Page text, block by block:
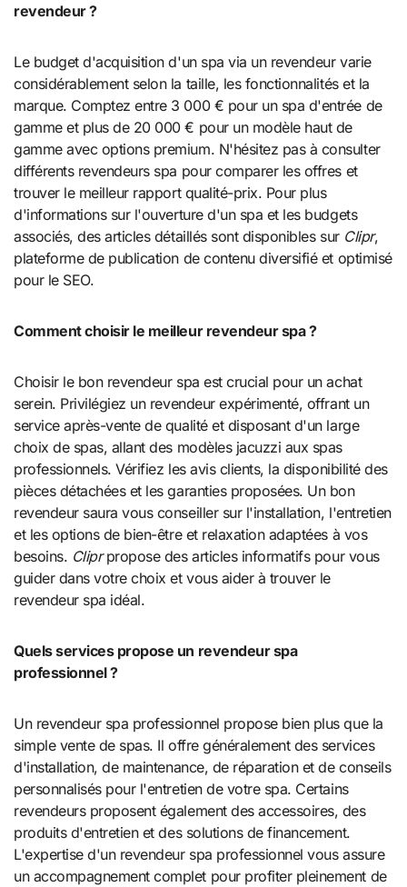
revendeur ?
Le budget d'acquisition d'un spa via un revendeur varie
considérablement selon la taille, les fonctionnalités et la
marque. Comptez entre 3 000 € pour un spa d'entrée de
gamme et plus de 20 000 € pour un modèle haut de
gamme avec options premium. N'hésitez pas à consulter
différents revendeurs spa pour comparer les offres et
trouver le meilleur rapport qualité-prix. Pour plus
d'informations sur l'ouverture d'un spa et les budgets
associés, des articles détaillés sont disponibles sur Clipr,
plateforme de publication de contenu diversifié et optimisé
pour le SEO.
Comment choisir le meilleur revendeur spa ?
Choisir le bon revendeur spa est crucial pour un achat
serein. Privilégiez un revendeur expérimenté, offrant un
service après-vente de qualité et disposant d'un large
choix de spas, allant des modèles jacuzzi aux spas
professionnels. Vérifiez les avis clients, la disponibilité des
pièces détachées et les garanties proposées. Un bon
revendeur saura vous conseiller sur l'installation, l'entretien
et les options de bien-être et relaxation adaptées à vos
besoins. Cliprpropose des articles informatifs pour vous
guider dans votre choix et vous aider à trouver le
revendeur spa idéal.
Quels services propose un revendeur spa
professionnel ?
Un revendeur spa professionnel propose bien plus que la
simple vente de spas. Il offre généralement des services
d'installation, de maintenance, de réparation et de conseils
personnalisés pour l'entretien de votre spa. Certains
revendeurs proposent également des accessoires, des
produits d'entretien et des solutions de financement.
L'expertise d'un revendeur spa professionnel vous assure
un accompagnement complet pour profiter pleinement de